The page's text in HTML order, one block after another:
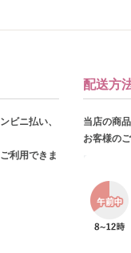
ビニ払い、
利用できま
配送方
当店の商
お客様の